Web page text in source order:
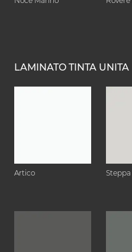
LAMINATO TINTA UNITA
Artico Steppa